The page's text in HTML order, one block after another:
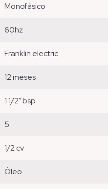
monofásico
60hz
franklin electric
12 meses
1 1/2" bsp
5
1/2 cv
óleo